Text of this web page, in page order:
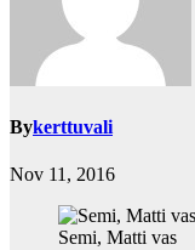
Bykerttuvali
Nov 11, 2016
Semi, Matti vas